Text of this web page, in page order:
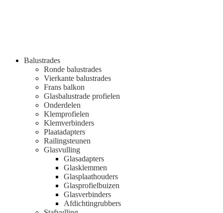
Balustrades
Ronde balustrades
Vierkante balustrades
Frans balkon
Glasbalustrade profielen
Onderdelen
Klemprofielen
Klemverbinders
Plaatadapters
Railingsteunen
Glasvulling
Glasadapters
Glasklemmen
Glasplaathouders
Glasprofielbuizen
Glasverbinders
Afdichtingrubbers